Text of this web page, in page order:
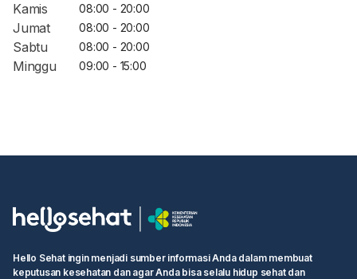
Kamis 08:00 - 20:00
Jumat 08:00 - 20:00
Sabtu 08:00 - 20:00
Minggu 09:00 - 15:00
Hello Sehat ingin menjadi sumber informasi Anda dalam membuat
keputusan kesehatan dan agar Anda bisa selalu hidup sehat dan